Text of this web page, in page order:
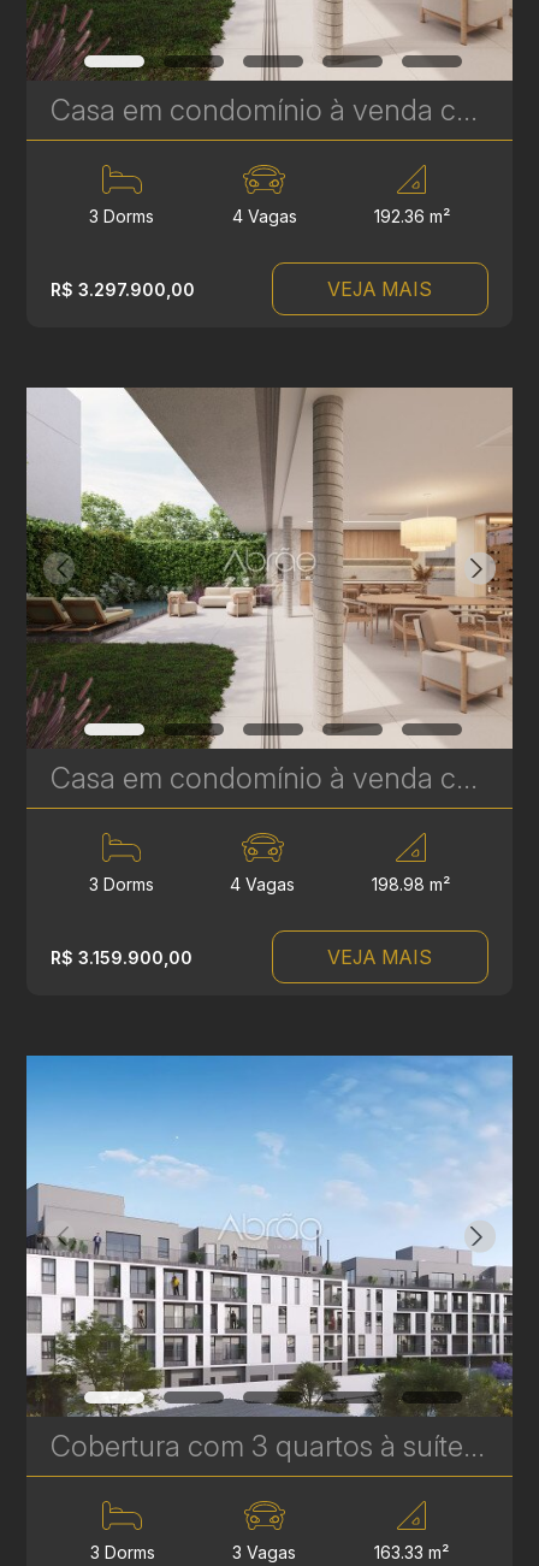
Casa em condomínio à venda com 3 suítes em Campina do Siqueira - 306,84 m² privativos - Casa Áurea | Ref. 1779
3 Dorms 4 Vagas 192.36 m²
R$ 3.297.900,00 VEJA MAIS
Casa em condomínio à venda com 3 suítes em Campina do Siqueira - 312,44 m² - Casa Áurea | Ref. 1770
3 Dorms 4 Vagas 198.98 m²
R$ 3.159.900,00 VEJA MAIS
Cobertura com 3 quartos à suítes no Le Gris - Santa Felicidade - 163,33m² privativos | Ref. 1775
3 Dorms 3 Vagas 163.33 m²